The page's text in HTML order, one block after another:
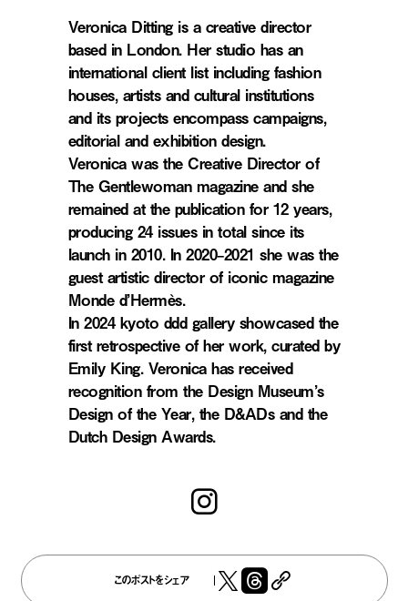
Veronica Ditting is a creative director
based in London. Her studio has an
international client list including fashion
houses, artists and cultural institutions
and its projects encompass campaigns,
editorial and exhibition design.
Veronica was the Creative Director of
The Gentlewoman magazine and she
remained at the publication for 12 years,
producing 24 issues in total since its
launch in 2010. In 2020–2021 she was the
guest artistic director of iconic magazine
Monde d’Hermès.
In 2024 kyoto ddd gallery showcased the
first retrospective of her work, curated by
Emily King. Veronica has received
recognition from the Design Museum’s
Design of the Year, the D&ADs and the
Dutch Design Awards.
このポストをシェア